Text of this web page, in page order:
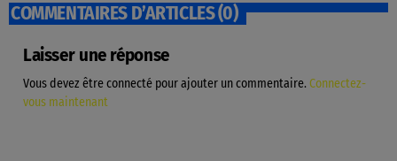
COMMENTAIRES D’ARTICLES (0)
Laisser une réponse
Vous devez être connecté pour ajouter un commentaire. Connectez-
vous maintenant